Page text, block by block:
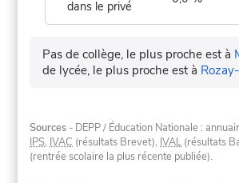
dans le privé
Pas de collège, le plus proche est à
de lycée, le plus proche est à
Sources - DEPP / Éducation Nationale :
IPS, IVAC (résultats Brevet), IVAL (résultats
(rentrée scolaire la plus récente publiée).